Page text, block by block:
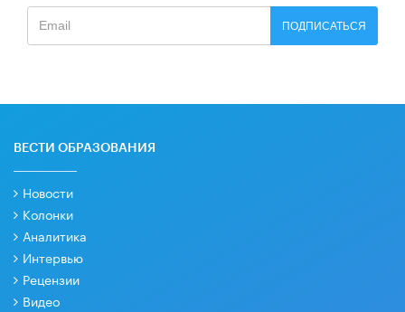
ПОДПИСАТЬСЯ
ВЕСТИ ОБРАЗОВАНИЯ
Новости
Колонки
Аналитика
Интервью
Рецензии
Видео